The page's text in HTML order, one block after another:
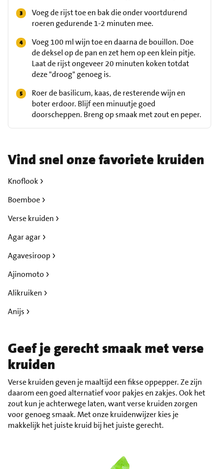
Voeg de rijst toe en bak die onder voortdurend
roeren gedurende 1-2 minuten mee.
Voeg 100 ml wijn toe en daarna de bouillon. Doe
de deksel op de pan en zet hem op een klein pitje.
Laat de rijst ongeveer 20 minuten koken totdat
deze "droog" genoeg is.
Roer de basilicum, kaas, de resterende wijn en
boter erdoor. Blijf een minuutje goed
doorscheppen. Breng op smaak met zout en peper.
Vind snel onze favoriete kruiden
Knoflook
Boemboe
Verse kruiden
Agar agar
Agavesiroop
Ajinomoto
Alikruiken
Anijs
Geef je gerecht smaak met verse
kruiden
Verse kruiden geven je maaltijd een fikse oppepper. Ze zijn
daarom een goed alternatief voor pakjes en zakjes. Ook het
zout kun je achterwege laten, want verse kruiden zorgen
voor genoeg smaak. Met onze kruidenwijzer kies je
makkelijk het juiste kruid bij het juiste gerecht.